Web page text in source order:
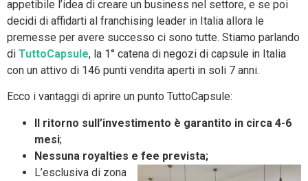
appetibile l’idea di creare un business nel settore, e se poi
decidi di affidarti al franchising leader in Italia allora le
premesse per avere successo ci sono tutte. Stiamo parlando
di TuttoCapsule, la 1° catena di negozi di capsule in Italia
con un attivo di 146 punti vendita aperti in soli 7 anni.
Ecco i vantaggi di aprire un punto TuttoCapsule:
Il ritorno sull’investimento è garantito in circa 4-6
mesi;
Nessuna royalties e fee prevista;
L’esclusiva di zona